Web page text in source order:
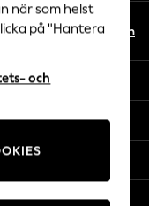
Sv En
när som helst
på "Hantera
och